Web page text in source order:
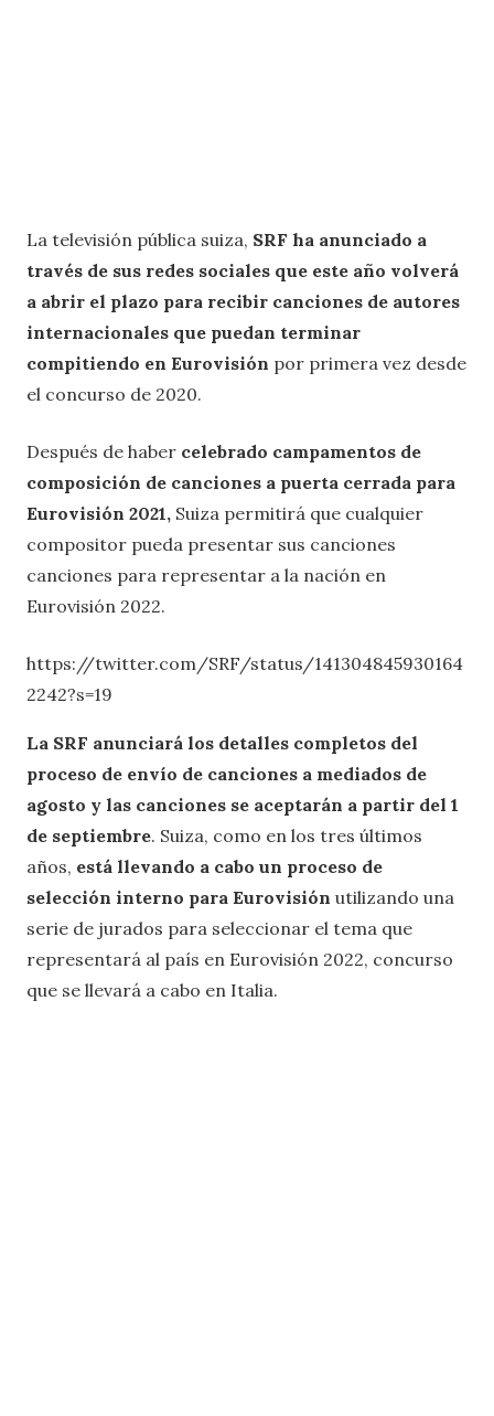
La televisión pública suiza, SRF ha anunciado a
través de sus redes sociales que este año volverá
a abrir el plazo para recibir canciones de autores
internacionales que puedan terminar
compitiendo en Eurovisión por primera vez desde
el concurso de 2020.
Después de haber celebrado campamentos de
composición de canciones a puerta cerrada para
Eurovisión 2021, Suiza permitirá que cualquier
compositor pueda presentar sus canciones
canciones para representar a la nación en
Eurovisión 2022.
https://twitter.com/SRF/status/141304845930164
2242?s=19
La SRF anunciará los detalles completos del
proceso de envío de canciones a mediados de
agosto y las canciones se aceptarán a partir del 1
de septiembre. Suiza, como en los tres últimos
años, está llevando a cabo un proceso de
selección interno para Eurovisión utilizando una
serie de jurados para seleccionar el tema que
representará al país en Eurovisión 2022, concurso
que se llevará a cabo en Italia.